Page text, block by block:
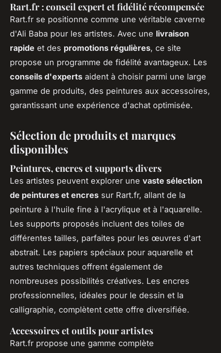
Rart.fr : conseil expert et fidélité récompensée
Rart.fr se positionne comme une véritable caverne
d'Ali Baba pour les artistes. Avec une livraison
rapide et des promotions régulières, ce site
propose un programme de fidélité avantageux. Les
conseils d'experts aident à choisir parmi une large
gamme de produits, des peintures aux accessoires,
garantissant une expérience d'achat optimisée.
Sélection de produits et marques
disponibles
Peintures, encres et supports divers
Les artistes peuvent explorer une vaste sélection
de peintures et encres sur Rart.fr, allant de la
peinture à l'huile fine à l'acrylique et à l'aquarelle.
Les supports proposés incluent des toiles de
différentes tailles, parfaites pour les œuvres d'art
abstrait. Les papiers spéciaux pour aquarelle et
autres techniques offrent également de
nombreuses possibilités créatives. Les encres
professionnelles, idéales pour le dessin et la
calligraphie, complètent cette offre diversifiée.
Accessoires et outils pour artistes
Rart.fr propose une gamme complète